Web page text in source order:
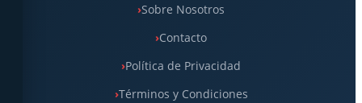
Sobre Nosotros
Contacto
Política de Privacidad
Términos y Condiciones